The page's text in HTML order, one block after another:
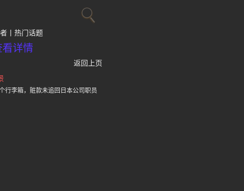
热门话题
看详情
返回上页
行李箱，赃款未追回日本公司职员